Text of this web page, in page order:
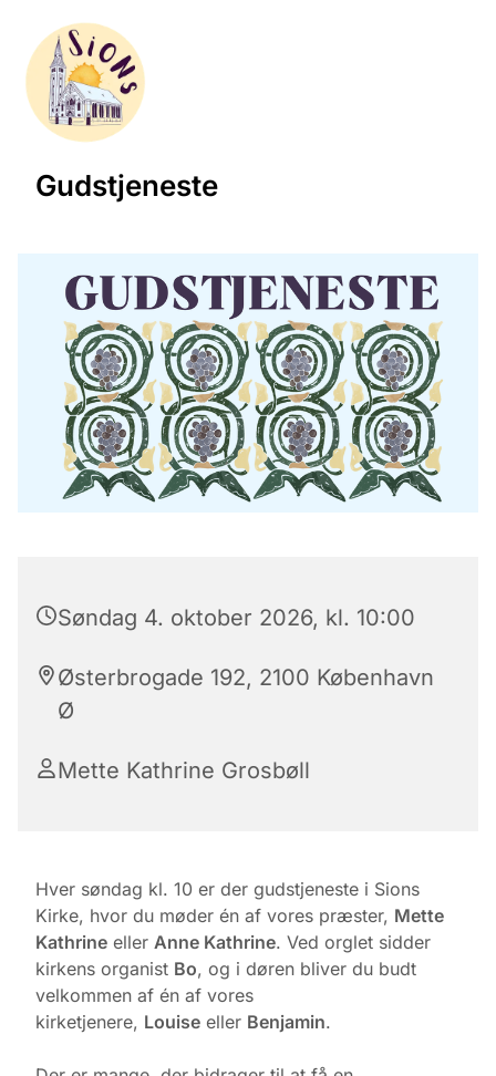
Gudstjeneste
Søndag 4. oktober 2026, kl. 10:00
Østerbrogade 192, 2100 København
Ø
Mette Kathrine Grosbøll
Hver søndag kl. 10 er der gudstjeneste i Sions
Kirke, hvor du møder én af vores præster, Mette
Kathrine eller Anne Kathrine. Ved orglet sidder
kirkens organist Bo, og i døren bliver du budt
velkommen af én af vores
kirketjenere, Louise eller Benjamin.